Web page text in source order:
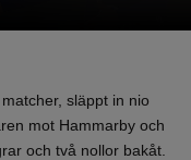
släppt in nio
mot Hammarby och
och två nollor bakåt.